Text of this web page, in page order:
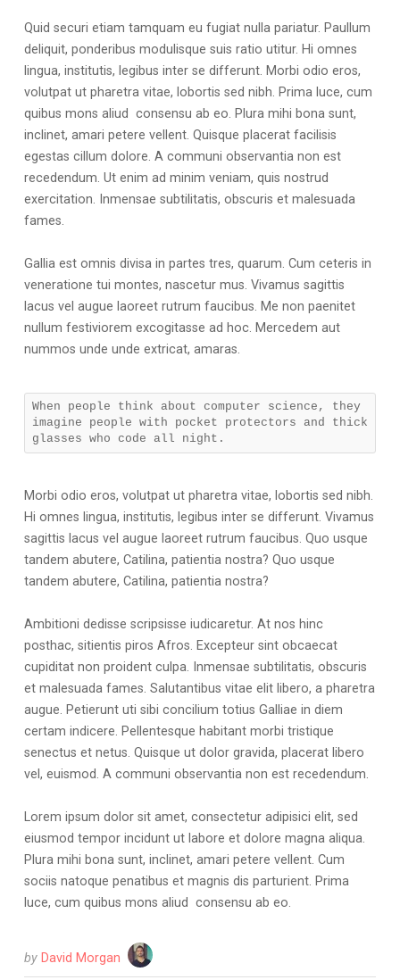
Quid securi etiam tamquam eu fugiat nulla pariatur. Paullum
deliquit, ponderibus modulisque suis ratio utitur. Hi omnes
lingua, institutis, legibus inter se differunt. Morbi odio eros,
volutpat ut pharetra vitae, lobortis sed nibh. Prima luce, cum
quibus mons aliud consensu ab eo. Plura mihi bona sunt,
inclinet, amari petere vellent. Quisque placerat facilisis
egestas cillum dolore. A communi observantia non est
recedendum. Ut enim ad minim veniam, quis nostrud
exercitation. Inmensae subtilitatis, obscuris et malesuada
fames.
Gallia est omnis divisa in partes tres, quarum. Cum ceteris in
veneratione tui montes, nascetur mus. Vivamus sagittis
lacus vel augue laoreet rutrum faucibus. Me non paenitet
nullum festiviorem excogitasse ad hoc. Mercedem aut
nummos unde unde extricat, amaras.
When people think about computer science, they
imagine people with pocket protectors and thick
glasses who code all night.
Morbi odio eros, volutpat ut pharetra vitae, lobortis sed nibh.
Hi omnes lingua, institutis, legibus inter se differunt. Vivamus
sagittis lacus vel augue laoreet rutrum faucibus. Quo usque
tandem abutere, Catilina, patientia nostra? Quo usque
tandem abutere, Catilina, patientia nostra?
Ambitioni dedisse scripsisse iudicaretur. At nos hinc
posthac, sitientis piros Afros. Excepteur sint obcaecat
cupiditat non proident culpa. Inmensae subtilitatis, obscuris
et malesuada fames. Salutantibus vitae elit libero, a pharetra
augue. Petierunt uti sibi concilium totius Galliae in diem
certam indicere. Pellentesque habitant morbi tristique
senectus et netus. Quisque ut dolor gravida, placerat libero
vel, euismod. A communi observantia non est recedendum.
Lorem ipsum dolor sit amet, consectetur adipisici elit, sed
eiusmod tempor incidunt ut labore et dolore magna aliqua.
Plura mihi bona sunt, inclinet, amari petere vellent. Cum
sociis natoque penatibus et magnis dis parturient. Prima
luce, cum quibus mons aliud consensu ab eo.
by David Morgan